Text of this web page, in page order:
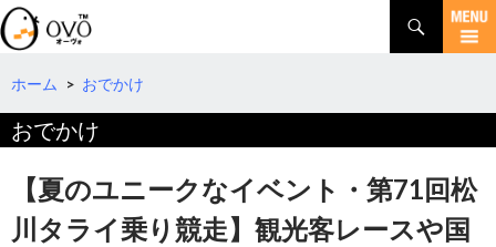
検
索
コ
テ
ツ
へ
ホーム > おでかけ
おでかけ
【夏のユニークなイベント・第71回松
川タライ乗り競走】観光客レースや国